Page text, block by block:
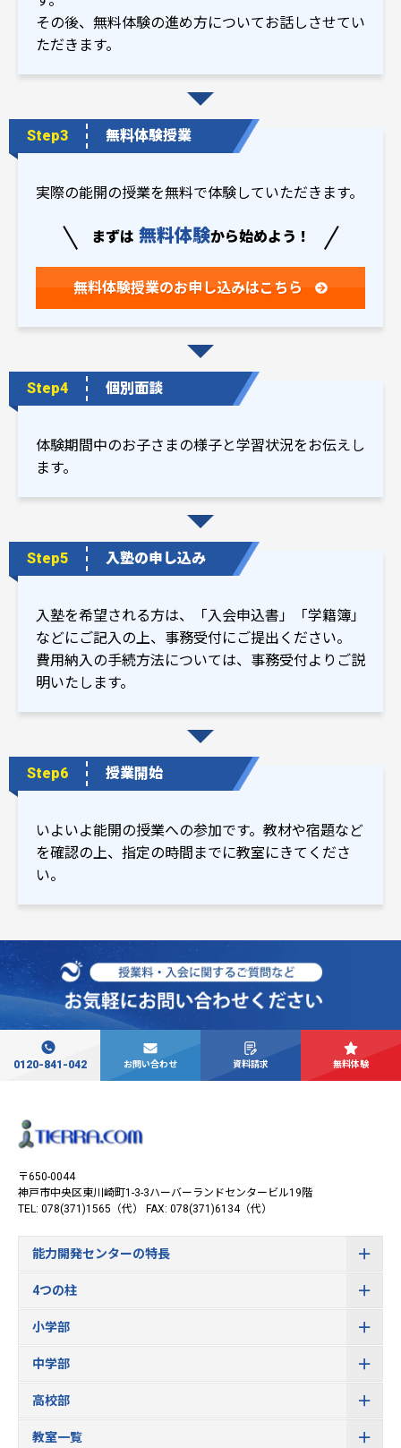
その後、無料体験の進め方についてお話しさせてい
ただきます。
Step3 無料体験授業
実際の能開の授業を無料で体験していただきます。
まずは 無料体験から始めよう！
無料体験授業のお申し込みはこちら
Step4 個別面談
体験期間中のお子さまの様子と学習状況をお伝えし
ます。
Step5 入塾の申し込み
入塾を希望される方は、「入会申込書」「学籍簿」
などにご記入の上、事務受付にご提出ください。
費用納入の手続方法については、事務受付よりご説
明いたします。
Step6 授業開始
いよいよ能開の授業への参加です。教材や宿題など
を確認の上、指定の時間までに教室にきてくださ
い。
0120-841-042 お問い合わせ 資料請求 無料体験
〒650-0044
神戸市中央区東川崎町1-3-3ハーバーランドセンタービル19階
TEL: 078(371)1565（代）
FAX: 078(371)6134（代）
能力開発センターの特長
4つの柱
小学部
中学部
高校部
教室一覧